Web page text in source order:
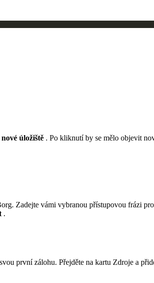
úložiště . Po kliknutí by se mělo objevit
Zadejte vámi vybranou přístupovou frázi
.
první zálohu. Přejděte na kartu Zdroje a